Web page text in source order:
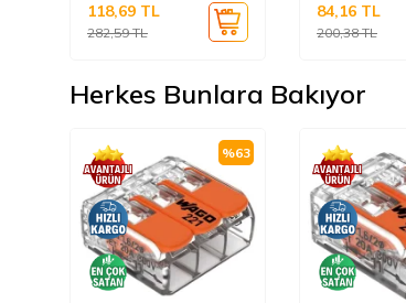
282,59TL
118,69 TL
200,38TL
84,16 TL
Herkes Bunlara Bakıyor
%63